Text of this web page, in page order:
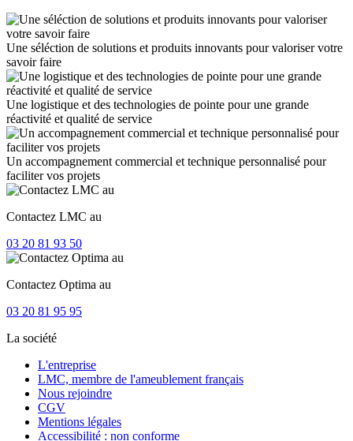
Une séléction de solutions et produits innovants pour valoriser votre
savoir faire
Une logistique et des technologies de pointe pour une grande
réactivité et qualité de service
Un accompagnement commercial et technique personnalisé pour
faciliter vos projets
Contactez LMC au
03 20 81 93 50
Contactez Optima au
03 20 81 95 95
La société
L'entreprise
LMC, membre de l'ameublement français
Nous rejoindre
CGV
Mentions légales
Accessibilité : non conforme